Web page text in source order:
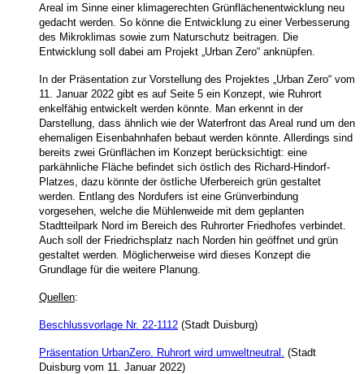
Areal im Sinne einer klimagerechten Grünflächenentwicklung neu
gedacht werden. So könne die Entwicklung zu einer Verbesserung
des Mikroklimas sowie zum Naturschutz beitragen. Die
Entwicklung soll dabei am Projekt „Urban Zero“ anknüpfen.
In der Präsentation zur Vorstellung des Projektes „Urban Zero“ vom
11. Januar 2022 gibt es auf Seite 5 ein Konzept, wie Ruhrort
enkelfähig entwickelt werden könnte. Man erkennt in der
Darstellung, dass ähnlich wie der Waterfront das Areal rund um den
ehemaligen Eisenbahnhafen bebaut werden könnte. Allerdings sind
bereits zwei Grünflächen im Konzept berücksichtigt: eine
parkähnliche Fläche befindet sich östlich des Richard-Hindorf-
Platzes, dazu könnte der östliche Uferbereich grün gestaltet
werden. Entlang des Nordufers ist eine Grünverbindung
vorgesehen, welche die Mühlenweide mit dem geplanten
Stadtteilpark Nord im Bereich des Ruhrorter Friedhofes verbindet.
Auch soll der Friedrichsplatz nach Norden hin geöffnet und grün
gestaltet werden. Möglicherweise wird dieses Konzept die
Grundlage für die weitere Planung.
Quellen:
Beschlussvorlage Nr. 22-1112 (Stadt Duisburg)
Präsentation UrbanZero. Ruhrort wird umweltneutral.
(Stadt
Duisburg vom 11. Januar 2022)